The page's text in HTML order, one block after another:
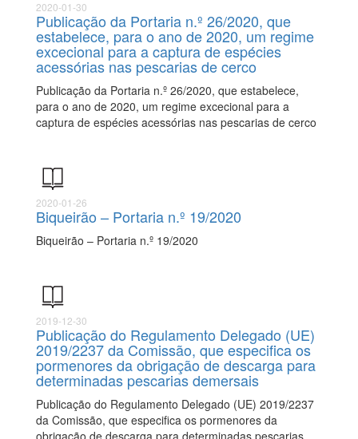
2020-01-30
Publicação da Portaria n.º 26/2020, que
estabelece, para o ano de 2020, um regime
excecional para a captura de espécies
acessórias nas pescarias de cerco
Publicação da Portaria n.º 26/2020, que estabelece,
para o ano de 2020, um regime excecional para a
captura de espécies acessórias nas pescarias de cerco
2020-01-26
Biqueirão – Portaria n.º 19/2020
Biqueirão – Portaria n.º 19/2020
2019-12-30
Publicação do Regulamento Delegado (UE)
2019/2237 da Comissão, que especifica os
pormenores da obrigação de descarga para
determinadas pescarias demersais
Publicação do Regulamento Delegado (UE) 2019/2237
da Comissão, que especifica os pormenores da
obrigação de descarga para determinadas pescarias